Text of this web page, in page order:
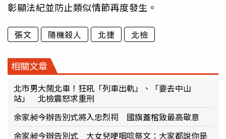
彰顯法紀並防止類似情節再度發生。
張文 隨機殺人 北捷 北檢
相關文章
北市男大鬧北車！狂吼「列車出軌」、「要去中山
站」 北檢震怒求重刑
余家昶今辦告別式將入忠烈祠 國旗蓋棺致最高敬意
余家昶今辦告別式 大女兒哽咽唸祭文：大家都說你是